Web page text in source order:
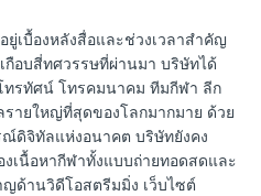
เบื้องหลังสื่อและช่วงเวลาสำคัญ
กือบสี่ทศวรรษที่ผ่านมา บริษัทได้
ทรทัศน์ โทรคมนาคม ทีมกีฬา ลีก
ายใหญ่ที่สุดของโลกมากมาย ด้วย
ดิจิทัลแห่งอนาคต บริษัทยังคง
เนื้อหากีฬาทั้งแบบถ่ายทอดสดและ
ด้านวิดีโอสตรีมมิ่ง เว็บไซต์